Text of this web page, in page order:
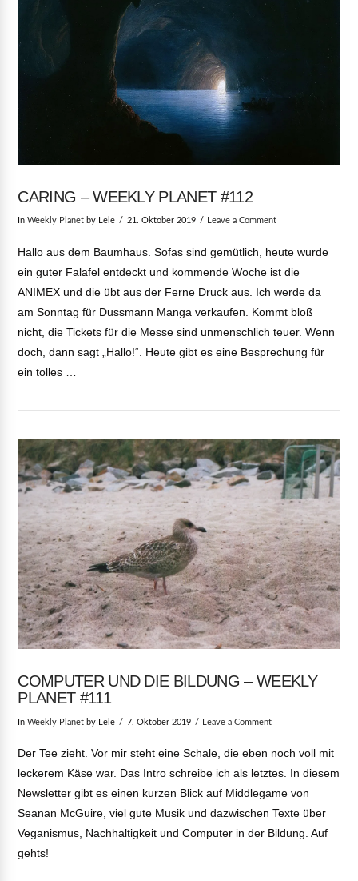
VIEW POST
VIEW POST
CARING – WEEKLY PLANET #112
InWeekly Planet by Lele 21. Oktober 2019 Leave a Comment
Hallo aus dem Baumhaus. Sofas sind gemütlich, heute wurde
ein guter Falafel entdeckt und kommende Woche ist die
ANIMEX und die übt aus der Ferne Druck aus. Ich werde da
am Sonntag für Dussmann Manga verkaufen. Kommt bloß
nicht, die Tickets für die Messe sind unmenschlich teuer. Wenn
doch, dann sagt „Hallo!“. Heute gibt es eine Besprechung für
ein tolles …
COMPUTER UND DIE BILDUNG – WEEKLY
PLANET #111
InWeekly Planet by Lele 7. Oktober 2019 Leave a Comment
Der Tee zieht. Vor mir steht eine Schale, die eben noch voll mit
leckerem Käse war. Das Intro schreibe ich als letztes. In diesem
Newsletter gibt es einen kurzen Blick auf Middlegame von
Seanan McGuire, viel gute Musik und dazwischen Texte über
Veganismus, Nachhaltigkeit und Computer in der Bildung. Auf
gehts!